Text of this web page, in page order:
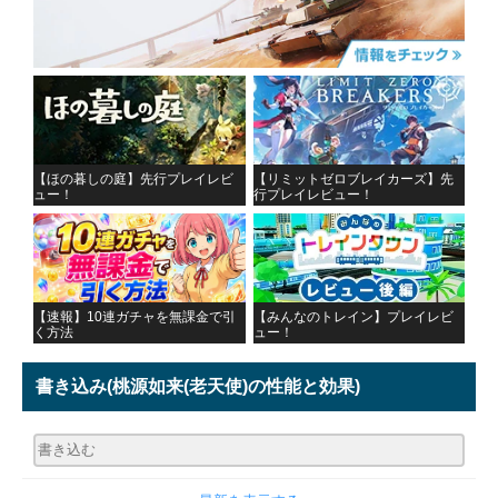
【ほの暮しの庭】先行プレイレビ
ュー！
【リミットゼロブレイカーズ】先
行プレイレビュー！
【速報】10連ガチャを無課金で引
く方法
【みんなのトレイン】プレイレビ
ュー！
書き込み(桃源如来(老天使)の性能と効果)